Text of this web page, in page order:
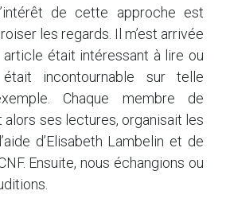
de cette approche est
les regards. Il m’est arrivée
article était intéressant à lire ou
incontournable sur telle
Chaque membre de
alors ses lectures, organisait les
d’Elisabeth Lambelin et de
Ensuite, nous échangions ou